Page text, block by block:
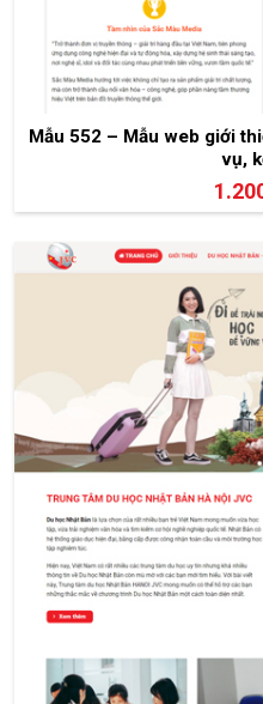
Mẫu 552 – Mẫu web giới
vụ,